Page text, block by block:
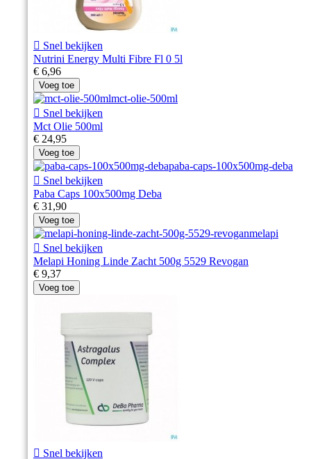
 Snel bekijken
Nutrini Energy Multi Fibre Fl 0 5l
€ 6,96
Voeg toe
 Snel bekijken
Mct Olie 500ml
€ 24,95
Voeg toe
 Snel bekijken
Paba Caps 100x500mg Deba
€ 31,90
Voeg toe
 Snel bekijken
Melapi Honing Linde Zacht 500g 5529 Revogan
€ 9,37
Voeg toe
 Snel bekijken